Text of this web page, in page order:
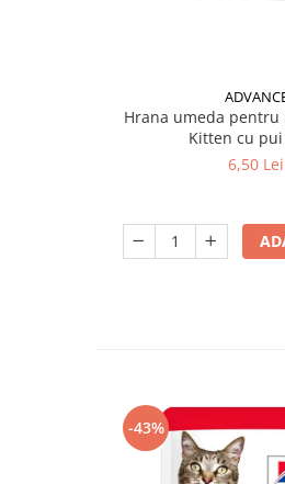
Hrana umeda pentru
Kitten cu
6,50 Lei
-43%